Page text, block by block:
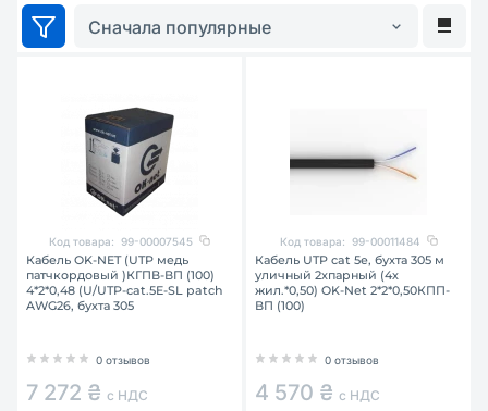
Сначала популярные
Код товара: 99-00007545
Кабель OK-NET (UTP медь
патчкордовый )КГПВ-ВП (100)
4*2*0,48 (U/UTP-cat.5E-SL patch
AWG26, бухта 305
0 отзывов
7 272 ₴ с НДС
Код товара: 99-00011484
Кабель UTP cat 5e, бухта 305 м
уличный 2хпарный (4х
жил.*0,50) OK-Net 2*2*0,50КПП-
ВП (100)
0 отзывов
4 570 ₴ с НДС